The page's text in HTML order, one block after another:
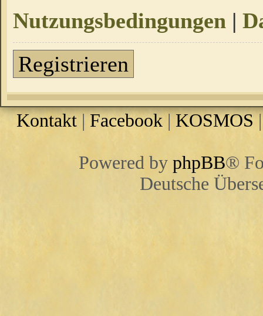
Nutzungsbedingungen |
Registrieren
Kontakt | Facebook |KOSMOS
Powered by phpBB®
Deutsche